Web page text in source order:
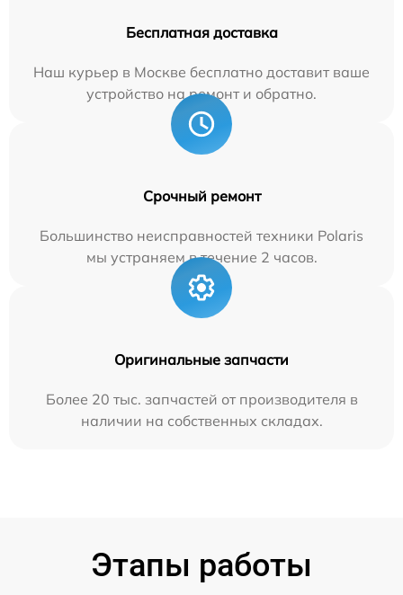
Бесплатная доставка
Наш курьер в Москве бесплатно доставит ваше
устройство на ремонт и обратно.
Срочный ремонт
Большинство неисправностей техники Polaris
мы устраняем в течение 2 часов.
Оригинальные запчасти
Более 20 тыс. запчастей от производителя в
наличии на собственных складах.
Этапы работы